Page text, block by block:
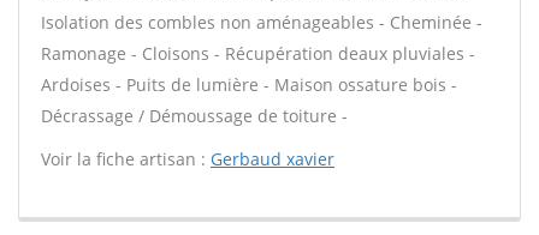
Isolation des combles non aménageables - Cheminée -
Ramonage - Cloisons - Récupération deaux pluviales -
Ardoises - Puits de lumière - Maison ossature bois -
Décrassage / Démoussage de toiture -
Voir la fiche artisan : Gerbaud xavier